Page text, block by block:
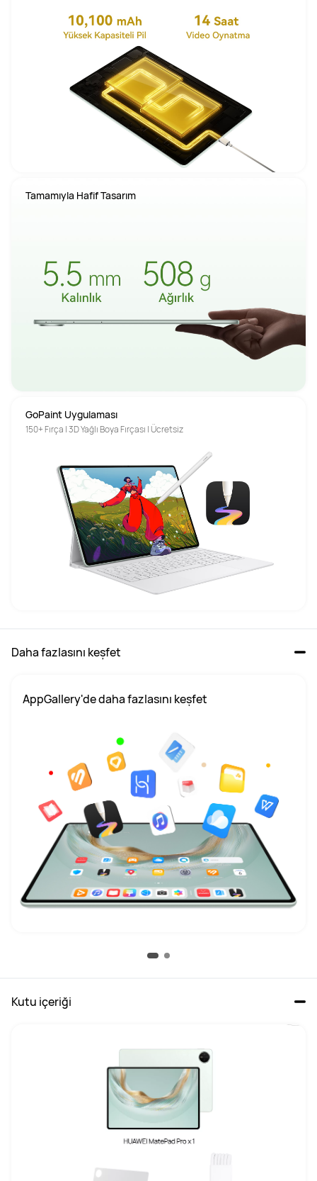
Tamamıyla Hafif Tasarım
GoPaint Uygulaması
150+ Fırça | 3D Yağlı Boya Fırçası | Ücretsiz
Daha fazlasını keşfet
AppGallery'de daha fazlasını keşfet
Kutu içeriği